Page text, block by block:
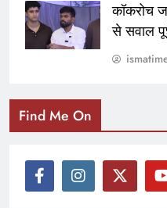
कॉकरोच
से सवाल
Find Me On